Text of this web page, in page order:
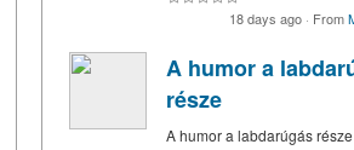
18 days ago · From
A humor a
része
A humor a labdarúgás része